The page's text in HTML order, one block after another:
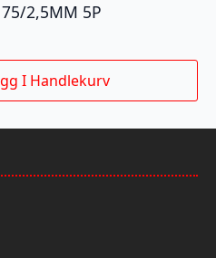
75/2,5MM 5P
I Handlekurv